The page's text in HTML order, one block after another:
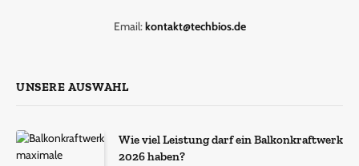
Email: kontakt@techbios.de
UNSERE AUSWAHL
Wie viel Leistung darf ein Balkonkraftwerk
2026 haben?